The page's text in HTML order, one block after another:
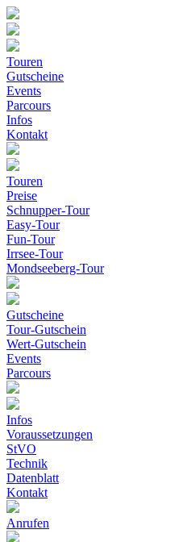
Touren
Gutscheine
Events
Parcours
Infos
Kontakt
Touren
Preise
Schnupper-Tour
Easy-Tour
Fun-Tour
Irrsee-Tour
Mondseeberg-Tour
Gutscheine
Tour-Gutschein
Wert-Gutschein
Events
Parcours
Infos
Voraussetzungen
StVO
Technik
Datenblatt
Kontakt
Anrufen